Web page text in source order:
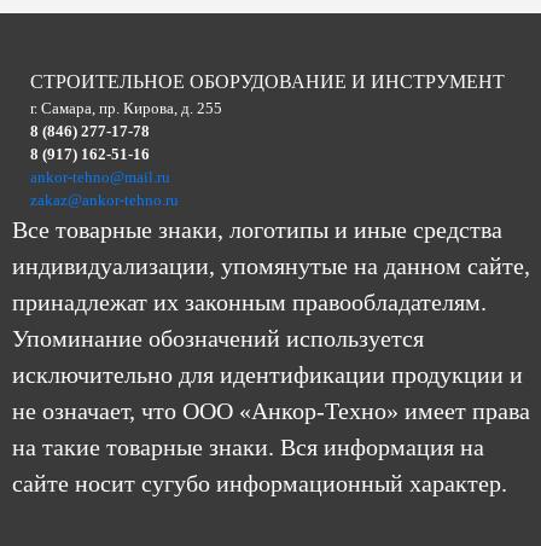
СТРОИТЕЛЬНОЕ ОБОРУДОВАНИЕ И ИНСТРУМЕНТ
г. Самара, пр. Кирова, д. 255
8 (846) 277-17-78
8 (917) 162-51-16
ankor-tehno@mail.ru
zakaz@ankor-tehno.ru
Все товарные знаки, логотипы и иные средства
индивидуализации, упомянутые на данном сайте,
принадлежат их законным правообладателям.
Упоминание обозначений используется
исключительно для идентификации продукции и
не означает, что ООО «Анкор-Техно» имеет права
на такие товарные знаки. Вся информация на
сайте носит сугубо информационный характер.